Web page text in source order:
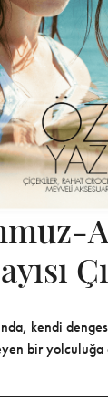
kendi
bir yolculuğa